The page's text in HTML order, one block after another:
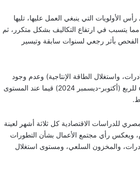
التي ينبغي العمل عليها، تليها
يتسبب في ارتفاع التكاليف بشكل متكرر، ثم
الفحص بأثر رجعي لسنوات سابقة وتيسير
واستغلال الطاقة الإنتاجية) وعدم وجود
تحسن ملحوظ في توقعات الأداء للربع القادم؛ حيث سجل مؤشر توقعات الأداء للربع (أكتوبر-ديسمبر 2024) قيما عند المستوى
للدراسات الاقتصادية كل ثلاثة أشهر لعينة
ويعكس رأي مجتمع الأعمال بشأن التطورات
والمخزون السلعي، ومستوى استغلال